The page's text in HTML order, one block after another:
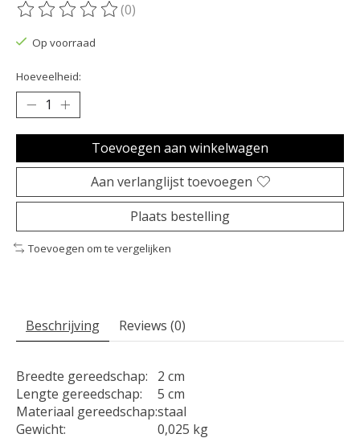
De beoordeling van dit product is
(0)
Op voorraad
Hoeveelheid:
Toevoegen aan winkelwagen
Aan verlanglijst toevoegen
Plaats bestelling
Toevoegen om te vergelijken
Beschrijving Reviews (0)
Breedte gereedschap:
2 cm
Lengte gereedschap:
5 cm
Materiaal gereedschap:staal
Gewicht:
0,025 kg